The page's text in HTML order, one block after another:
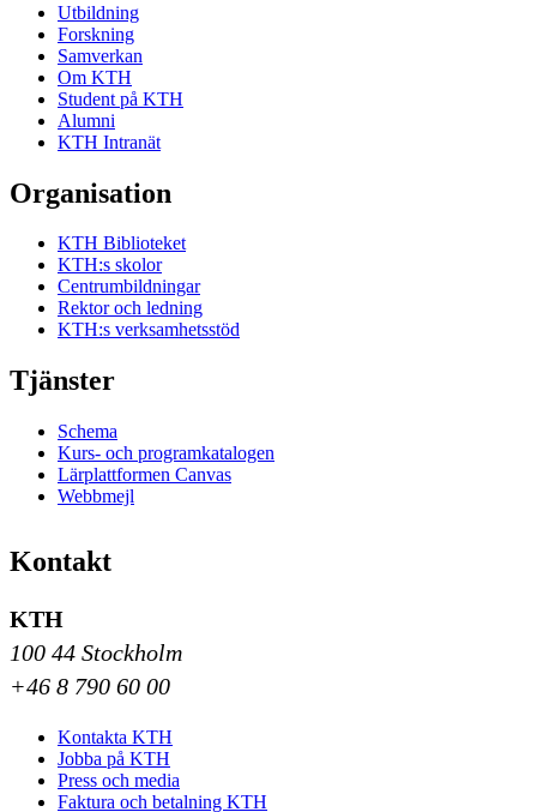
Utbildning
Forskning
Samverkan
Om KTH
Student på KTH
Alumni
KTH Intranät
Organisation
KTH Biblioteket
KTH:s skolor
Centrumbildningar
Rektor och ledning
KTH:s verksamhetsstöd
Tjänster
Schema
Kurs- och programkatalogen
Lärplattformen Canvas
Webbmejl
Kontakt
KTH
100 44 Stockholm
+46 8 790 60 00
Kontakta KTH
Jobba på KTH
Press och media
Faktura och betalning KTH